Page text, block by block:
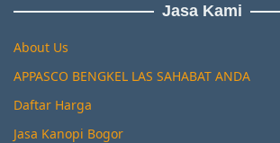
Jasa Kami
About Us
APPASCO BENGKEL LAS SAHABAT ANDA
Daftar Harga
Jasa Kanopi Bogor